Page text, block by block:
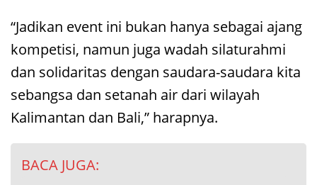
“Jadikan event ini bukan hanya sebagai ajang
kompetisi, namun juga wadah silaturahmi
dan solidaritas dengan saudara-saudara kita
sebangsa dan setanah air dari wilayah
Kalimantan dan Bali,” harapnya.
BACA JUGA: